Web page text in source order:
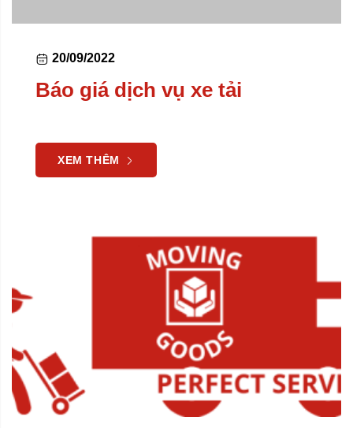
20/09/2022
Báo giá dịch vụ xe tải
XEM THÊM